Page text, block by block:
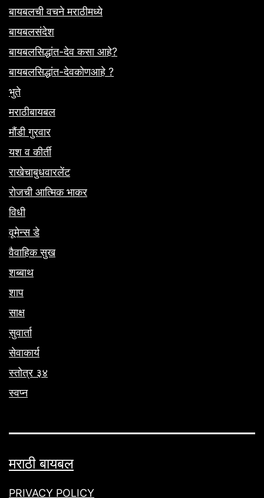
बायबलची वचने मराठीमध्ये
बायबलसंदेश
बायबलसिद्धांत-देव कसा आहे?
बायबलसिद्धांत-देवकोणआहे ?
भुते
मराठीबायबल
मौंडी गुरवार
यश व कीर्ती
राखेचाबुधवारलेंट
रोजची आत्मिक भाकर
विधी
वूमेन्स डे
वैवाहिक सुख
शब्बाथ
शाप
साक्ष
सुवार्ता
सेवाकार्य
स्तोत्र ३४
स्वप्न
मराठी बायबल
PRIVACY POLICY